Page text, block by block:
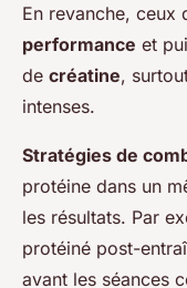
En revanche, ceux
performance et
de créatine,
intenses.
Stratégies de
protéine dans un
les résultats. Par
protéiné post-
avant les séances